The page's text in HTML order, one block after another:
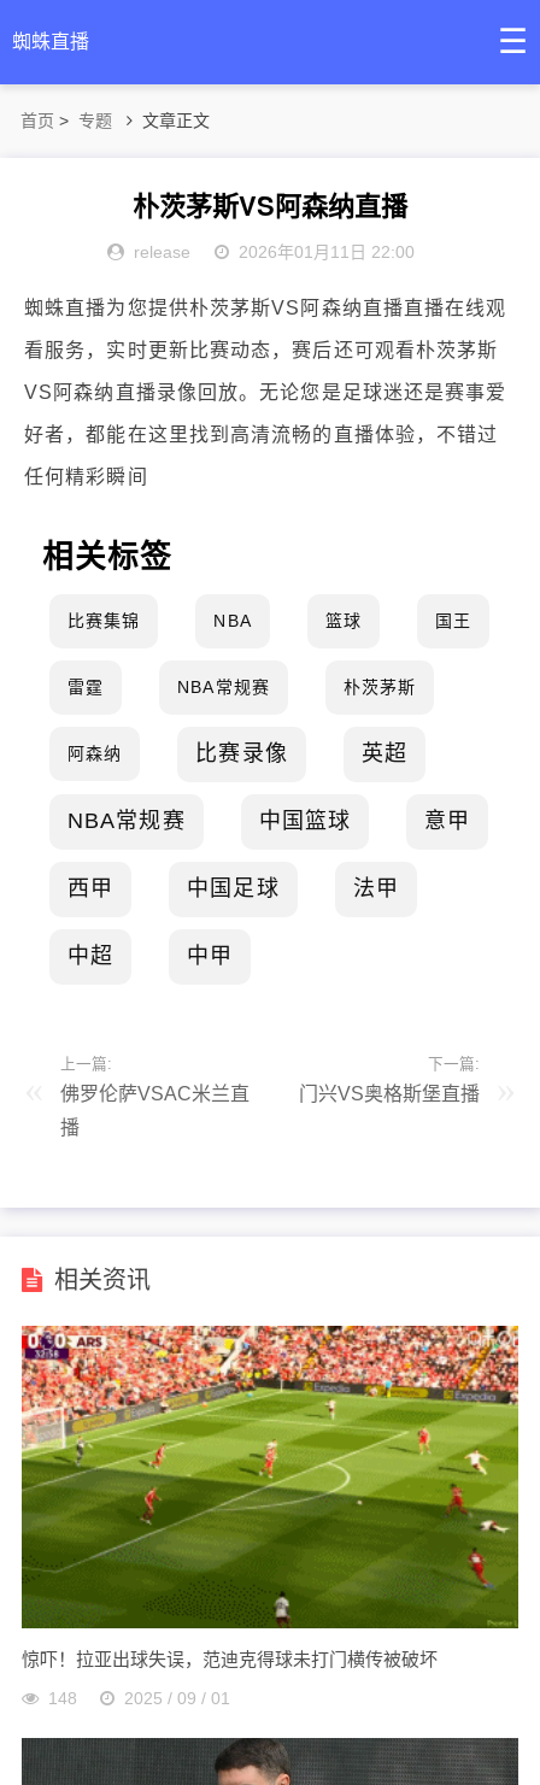
蜘蛛直播 ☰
首页 > 专题 文章正文
朴茨茅斯VS阿森纳直播
release 2026年01月11日 22:00
蜘蛛直播为您提供朴茨茅斯VS阿森纳直播直播在线观
看服务，实时更新比赛动态，赛后还可观看朴茨茅斯
VS阿森纳直播录像回放。无论您是足球迷还是赛事爱
好者，都能在这里找到高清流畅的直播体验，不错过
任何精彩瞬间
相关标签
比赛集锦 NBA 篮球 国王
雷霆 NBA常规赛 朴茨茅斯
阿森纳 比赛录像 英超
NBA常规赛 中国篮球 意甲
西甲 中国足球 法甲
中超 中甲
上一篇:
佛罗伦萨VSAC米兰直
播
下一篇:
门兴VS奥格斯堡直播
相关资讯
惊吓！拉亚出球失误，范迪克得球未打门横传被破坏
148 2025 / 09 / 01